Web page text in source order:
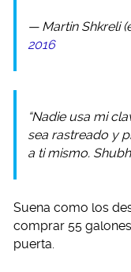
— Martin Shkreli
2016
“Nadie usa mi
sea rastreado y
a ti mismo.
Suena como los
comprar 55
puerta.